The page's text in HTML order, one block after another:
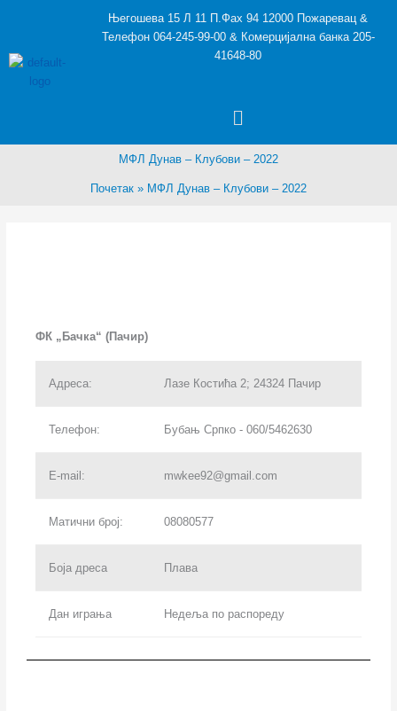
Његошева 15 Л 11 П.Фах 94 12000 Пожаревац &
Телефон 064-245-99-00 & Комерцијална банка 205-
41648-80
Menu
МФЛ Дунав – Клубови – 2022
Почетак МФЛ Дунав – Клубови – 2022
ФК „Бачка“ (Пачир)
Адреса: Лазе Костића 2; 24324 Пачир
Телефон: Бубањ Српко - 060/5462630
E-mail: mwkee92@gmail.com
Матични број: 08080577
Боја дреса Плава
Дан играња Недеља по распореду